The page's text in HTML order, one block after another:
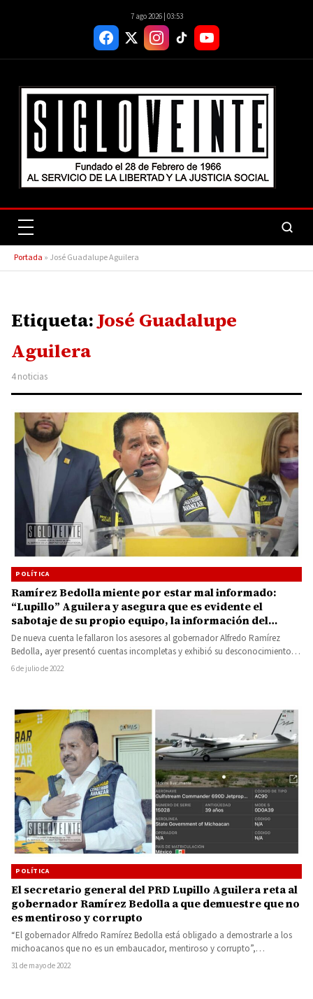
7 ago 2026 | 03:53
Portada » José Guadalupe Aguilera
Etiqueta:José Guadalupe
Aguilera
4 noticias
POLÍTICA
Ramírez Bedolla miente por estar mal informado:
“Lupillo” Aguilera y asegura que es evidente el
sabotaje de su propio equipo, la información del
FAIESPUM es pública
De nueva cuenta le fallaron los asesores al gobernador Alfredo Ramírez
Bedolla, ayer presentó cuentas incompletas y exhibió su desconocimiento…
6 de julio de 2022
POLÍTICA
El secretario general del PRD Lupillo Aguilera reta al
gobernador Ramírez Bedolla a que demuestre que no
es mentiroso y corrupto
“El gobernador Alfredo Ramírez Bedolla está obligado a demostrarle a los
michoacanos que no es un embaucador, mentiroso y corrupto”,…
31 de mayo de 2022